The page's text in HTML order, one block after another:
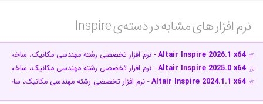
نرم افزار های مشابه در دسته‌ی‌ Inspire‎
Altair Inspire 2026.1 x64- نرم افزار تخصصی رشته مهندسی مکانیک، ساخت و
Altair Inspire 2025.0 x64- نرم افزار تخصصی رشته مهندسی مکانیک، ساخت و
Altair Inspire 2024.1.1 x64- نرم افزار تخصصی رشته مهندسی مکانیک، ساخت